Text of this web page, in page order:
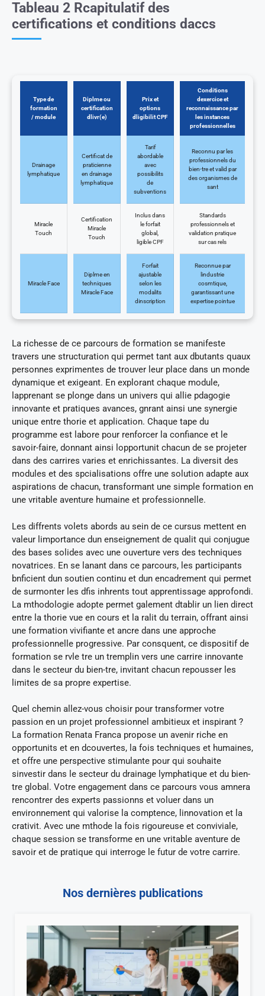
Tableau 2 Rcapitulatif des
certifications et conditions daccs
Type de
formation
/ module
Diplme ou
certification
dlivr(e)
Prix et
options
dligibilit CPF
Conditions
dexercice et
reconnaissance par
les instances
professionnelles
Drainage
lymphatique
Certificat de
praticienne
en drainage
lymphatique
Tarif
abordable
avec
possibilits
de
subventions
Reconnu par les
professionnels du
bien-tre et valid par
des organismes de
sant
Miracle
Touch
Certification
Miracle
Touch
Inclus dans
le forfait
global,
ligible CPF
Standards
professionnels et
validation pratique
sur cas rels
Miracle Face
Diplme en
techniques
Miracle Face
Forfait
ajustable
selon les
modalits
dinscription
Reconnue par
lindustrie
cosmtique,
garantissant une
expertise pointue
La richesse de ce parcours de formation se manifeste
travers une structuration qui permet tant aux dbutants quaux
personnes exprimentes de trouver leur place dans un monde
dynamique et exigeant. En explorant chaque module,
lapprenant se plonge dans un univers qui allie pdagogie
innovante et pratiques avances, gnrant ainsi une synergie
unique entre thorie et application. Chaque tape du
programme est labore pour renforcer la confiance et le
savoir-faire, donnant ainsi lopportunit chacun de se projeter
dans des carrires varies et enrichissantes. La diversit des
modules et des spcialisations offre une solution adapte aux
aspirations de chacun, transformant une simple formation en
une vritable aventure humaine et professionnelle.
Les diffrents volets abords au sein de ce cursus mettent en
valeur limportance dun enseignement de qualit qui conjugue
des bases solides avec une ouverture vers des techniques
novatrices. En se lanant dans ce parcours, les participants
bnficient dun soutien continu et dun encadrement qui permet
de surmonter les dfis inhrents tout apprentissage approfondi.
La mthodologie adopte permet galement dtablir un lien direct
entre la thorie vue en cours et la ralit du terrain, offrant ainsi
une formation vivifiante et ancre dans une approche
professionnelle progressive. Par consquent, ce dispositif de
formation se rvle tre un tremplin vers une carrire innovante
dans le secteur du bien-tre, invitant chacun repousser les
limites de sa propre expertise.
Quel chemin allez-vous choisir pour transformer votre
passion en un projet professionnel ambitieux et inspirant ?
La formation Renata Franca propose un avenir riche en
opportunits et en dcouvertes, la fois techniques et humaines,
et offre une perspective stimulante pour qui souhaite
sinvestir dans le secteur du drainage lymphatique et du bien-
tre global. Votre engagement dans ce parcours vous amnera
rencontrer des experts passionns et voluer dans un
environnement qui valorise la comptence, linnovation et la
crativit. Avec une mthode la fois rigoureuse et conviviale,
chaque session se transforme en une vritable aventure de
savoir et de pratique qui interroge le futur de votre carrire.
Nos dernières publications